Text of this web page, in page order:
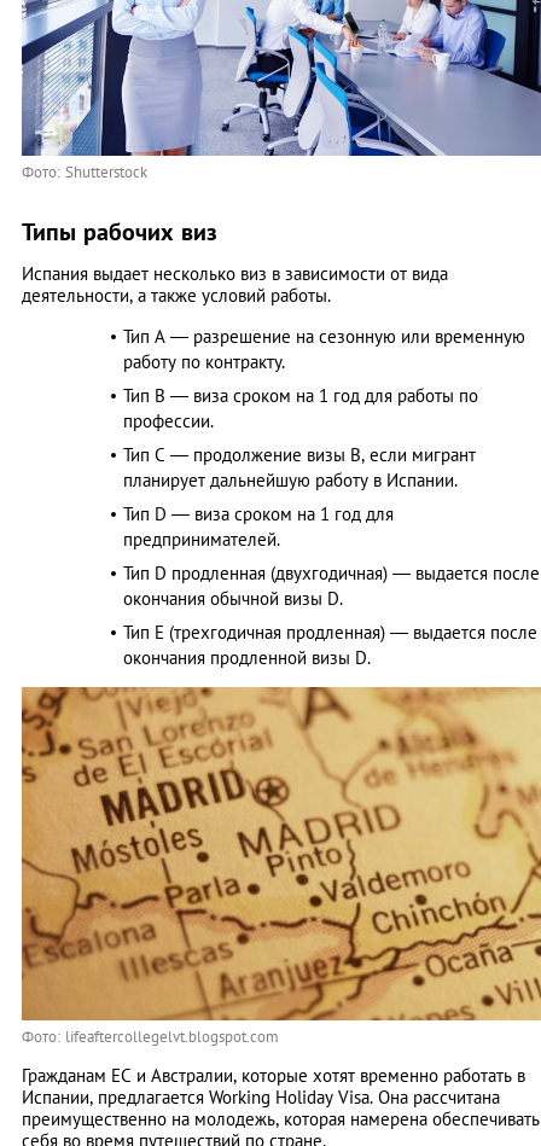
Фото: Shutterstock
Типы рабочих виз
Испания выдает несколько виз в зависимости от вида
деятельности, а также условий работы.
Тип А — разрешение на сезонную или временную
работу по контракту.
Тип В — виза сроком на 1 год для работы по
профессии.
Тип С — продолжение визы В, если мигрант
планирует дальнейшую работу в Испании.
Тип D — виза сроком на 1 год для
предпринимателей.
Тип D продленная (двухгодичная) — выдается после
окончания обычной визы D.
Тип Е (трехгодичная продленная) — выдается после
окончания продленной визы D.
Фото: lifeaftercollegelvt.blogspot.com
Гражданам ЕС и Австралии, которые хотят временно работать в
Испании, предлагается Working Holiday Visa. Она рассчитана
преимущественно на молодежь, которая намерена обеспечивать
себя во время путешествий по стране.